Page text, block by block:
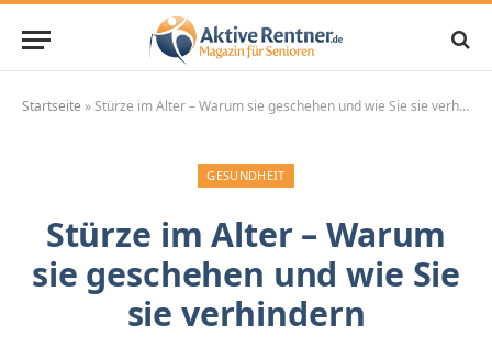
Startseite »Stürze im Alter – Warum sie geschehen und wie Sie sie verhindern
GESUNDHEIT
Stürze im Alter – Warum
sie geschehen und wie Sie
sie verhindern